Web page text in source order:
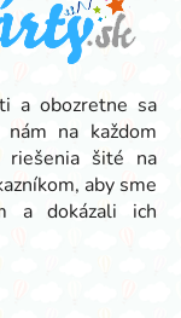
a obozretne sa
na každom
riešenia šité na
aby sme
a dokázali ich